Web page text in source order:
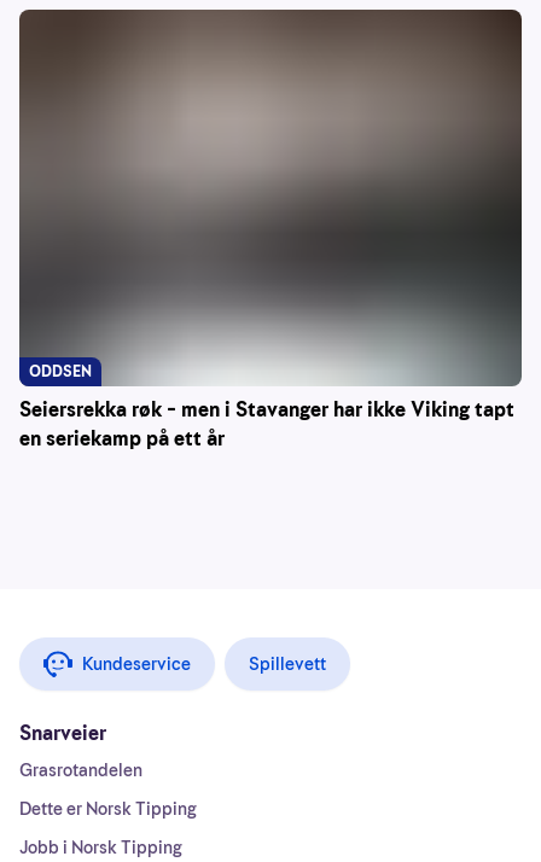
Seiersrekka røk – men i Stavanger har ikke Viking tapt
en seriekamp på ett år
ODDSEN
Kundeservice Spillevett
Snarveier
Grasrotandelen
Dette er Norsk Tipping
Jobb i Norsk Tipping